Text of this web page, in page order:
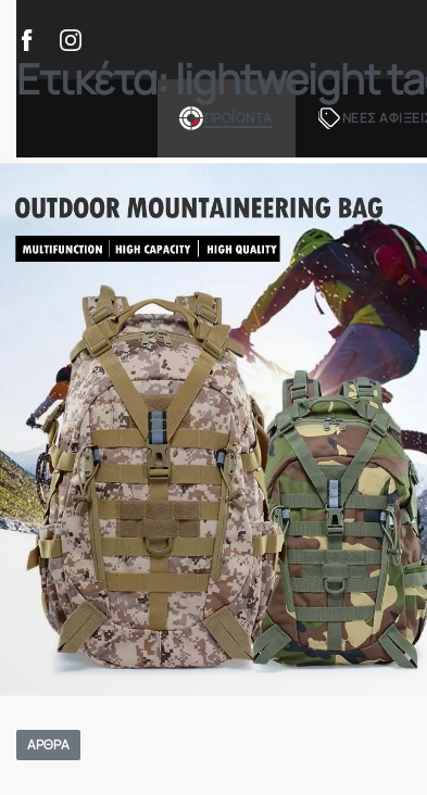
ΠΡΟΪΟΝΤΑ ΝΕΕΣ
ΟΠΛΑ – ΚΥΝΗΓΙ – ΣΚΟΠΟΒΟΛΗ
Ετικέτα:lightweight
ΆΡΘΡΑ